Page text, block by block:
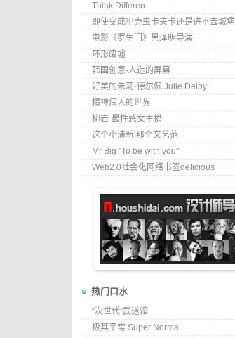
Think Differen
即使变成甲壳虫卡夫卡还是进不去城堡
电影《罗生门》黑泽明导演
环形废墟
韩国创意-人造的屏幕
好美的朱莉·德尔佩 Julie Delpy
精神病人的世界
柳岩-最性感女主播
这个小清新 那个文艺范
Mr Big "To be with you"
Web2.0社会化网络书签delicious
热门口水
“次世代”武道馆
极其平常 Super Normal